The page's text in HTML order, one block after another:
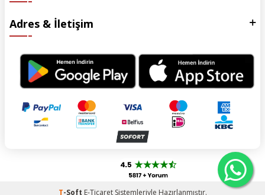
Adres & İletişim
T-Soft E-TicaretSistemleriyle Hazırlanmıştır.